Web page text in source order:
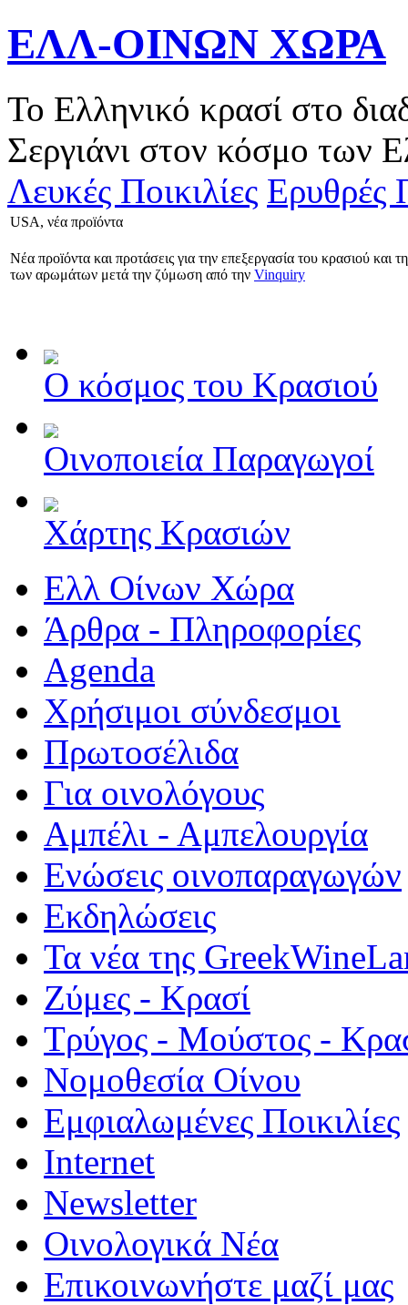
ΕΛΛ-ΟΙΝΩΝ ΧΩΡΑ
Το Ελληνικό κρασί στο
Σεργιάνι στον κόσμο των
Λευκές Ποικιλίες Ερυθρές
USA, νέα προïόντα
Νέα προïόντα και προτάσεις για την επεξεργασία του κρασιού και
των αρωμάτων μετά την ζύμωση από την Vinquiry
Ο κόσμος του Κρασιού
Οινοποιεία Παραγωγοί
Χάρτης Κρασιών
Ελλ Οίνων Χώρα
Άρθρα - Πληροφορίες
Agenda
Χρήσιμοι σύνδεσμοι
Πρωτοσέλιδα
Για οινολόγους
Αμπέλι - Αμπελουργία
Ενώσεις οινοπαραγωγών
Εκδηλώσεις
Τα νέα της
Ζύμες - Κρασί
Τρύγος - Μούστος -
Νομοθεσία Οίνου
Εμφιαλωμένες Ποικιλίες
Internet
Newsletter
Οινολογικά Νέα
Επικοινωνήστε μαζί μας